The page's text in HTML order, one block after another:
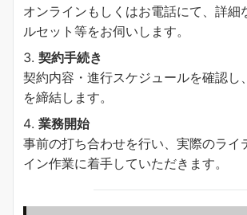
オンラインもしくはお電話にて、詳細
ルセット等をお伺いします。
契約手続き
契約内容・進行スケジュールを確認し
を締結します。
業務開始
事前の打ち合わせを行い、実際のライ
イン作業に着手していただきます。